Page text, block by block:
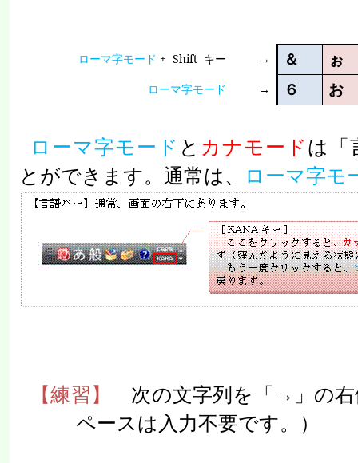
ローマ字モード + Shift キー → ＆ ぉ
ローマ字モード → ６ お
ローマ字モード と カナモードは「
とができます。通常は、
ローマ字モ
【練習】
次の文字列を「→」の
ペースは入力不要です。）